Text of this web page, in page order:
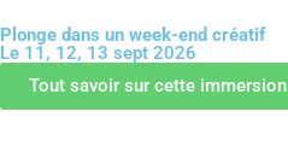
Plonge dans un week-end créatif
Le 11, 12, 13 sept 2026
Tout savoir sur cette immersion